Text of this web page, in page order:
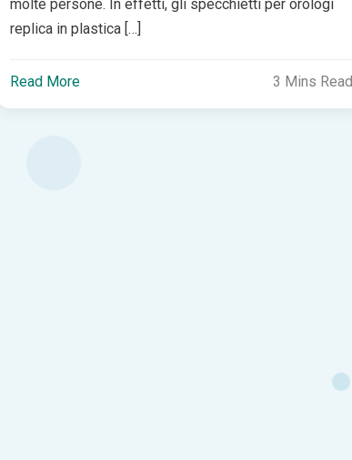
molte persone. In effetti, gli specchietti per orologi
replica in plastica […]
Read More 3 Mins Read